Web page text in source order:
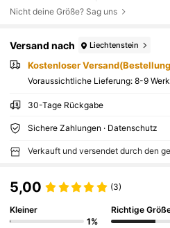
Nicht deine Größe? Sag uns
Versand nach Liechtenstein
Kostenloser
Voraussichtliche Lieferung: 8-9
30-Tage Rückgabe
Sichere Zahlungen · Datenschutz
Verkauft und versendet durch den
5,00 (3)
Kleiner
1%
Richtige